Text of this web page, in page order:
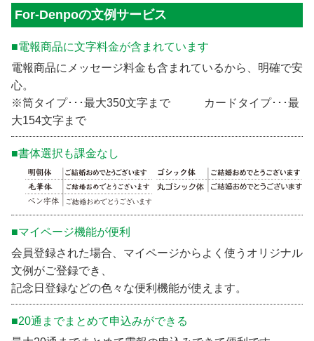
For-Denpoの文例サービス
■電報商品に文字料金が含まれています
電報商品にメッセージ料金も含まれているから、明確で安
心。
※筒タイプ･･･最大350文字まで カードタイプ･･･最
大154文字まで
■書体選択も課金なし
■マイページ機能が便利
会員登録された場合、マイページからよく使うオリジナル
文例がご登録でき、
記念日登録などの色々な便利機能が使えます。
■20通までまとめて申込みができる